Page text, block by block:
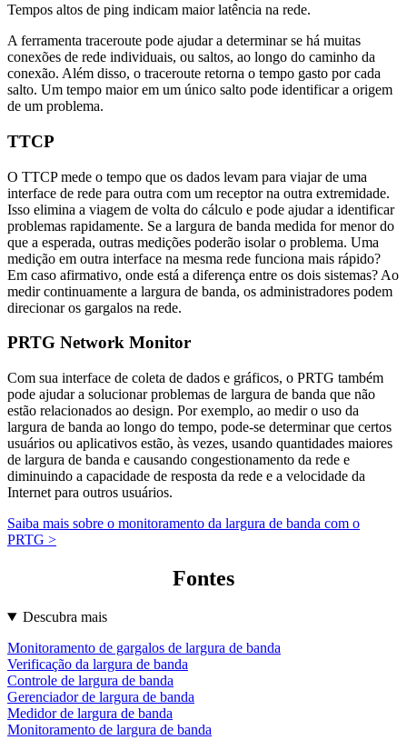
Tempos altos de ping indicam maior latência na rede.
A ferramenta traceroute pode ajudar a determinar se há muitas
conexões de rede individuais, ou saltos, ao longo do caminho da
conexão. Além disso, o traceroute retorna o tempo gasto por cada
salto. Um tempo maior em um único salto pode identificar a origem
de um problema.
TTCP
O TTCP mede o tempo que os dados levam para viajar de uma
interface de rede para outra com um receptor na outra extremidade.
Isso elimina a viagem de volta do cálculo e pode ajudar a identificar
problemas rapidamente. Se a largura de banda medida for menor do
que a esperada, outras medições poderão isolar o problema. Uma
medição em outra interface na mesma rede funciona mais rápido?
Em caso afirmativo, onde está a diferença entre os dois sistemas? Ao
medir continuamente a largura de banda, os administradores podem
direcionar os gargalos na rede.
PRTG Network Monitor
Com sua interface de coleta de dados e gráficos, o PRTG também
pode ajudar a solucionar problemas de largura de banda que não
estão relacionados ao design. Por exemplo, ao medir o uso da
largura de banda ao longo do tempo, pode-se determinar que certos
usuários ou aplicativos estão, às vezes, usando quantidades maiores
de largura de banda e causando congestionamento da rede e
diminuindo a capacidade de resposta da rede e a velocidade da
Internet para outros usuários.
Saiba mais sobre o monitoramento da largura de banda com o
PRTG >
Fontes
Descubra mais
Monitoramento de gargalos de largura de banda
Verificação da largura de banda
Controle de largura de banda
Gerenciador de largura de banda
Medidor de largura de banda
Monitoramento de largura de banda